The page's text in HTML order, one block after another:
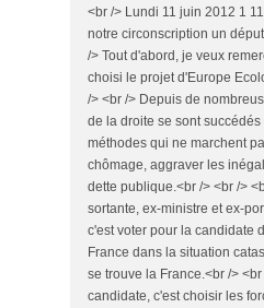
<br /> Lundi 11 juin 2012 1
notre circonscription un
/> Tout d'abord, je veux
choisi le projet d'Europe
/> <br /> Depuis de
de la droite se sont
méthodes qui ne marchent
chômage, aggraver les
dette publique.<br /> <br />
sortante, ex-ministre et ex-
c'est voter pour la candidate
France dans la situation
se trouve la France.<br />
candidate, c'est choisir les